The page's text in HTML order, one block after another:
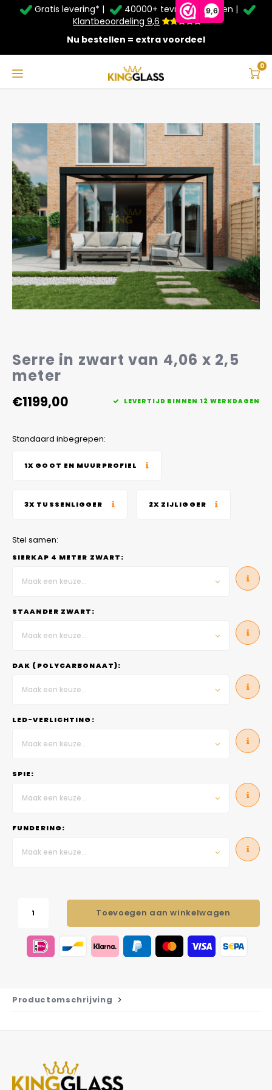
9,6
Service & Contact
Bezorging
Afhalen
Montage
Betaalmethoden
Garantie
Veelgestelde vragen
Taal
Deutsch
Gratis levering* |
40000+ tevreden klanten |
Klantbeoordeling 9,6
Nu bestellen = extra voordeel
0
Zomer Deals: Tot 20% kortingop schuifwanden en
veranda's +€20extra kassa korting*
Serre in zwart van 4,06 x 2,5 meter
Serre in zwart van 4,06 x 2,5
meter
€1199,00 LEVERTIJD BINNEN 12 WERKDAGEN
Standaard inbegrepen:
1X GOOT EN MUURPROFIEL
3X TUSSENLIGGER 2X ZIJLIGGER
Stel samen:
SIERKAP 4 METER ZWART:
Maak een keuze...
STAANDER ZWART:
Maak een keuze...
DAK (POLYCARBONAAT):
Maak een keuze...
LED-VERLICHTING:
Maak een keuze...
SPIE:
Maak een keuze...
FUNDERING:
Maak een keuze...
Toevoegen aan winkelwagen
Productomschrijving